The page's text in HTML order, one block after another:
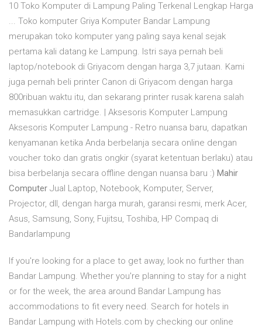
10 Toko Komputer di Lampung Paling Terkenal Lengkap Harga
... Toko komputer Griya Komputer Bandar Lampung
merupakan toko komputer yang paling saya kenal sejak
pertama kali datang ke Lampung. Istri saya pernah beli
laptop/notebook di Griyacom dengan harga 3,7 jutaan. Kami
juga pernah beli printer Canon di Griyacom dengan harga
800ribuan waktu itu, dan sekarang printer rusak karena salah
memasukkan cartridge. | Aksesoris Komputer Lampung
Aksesoris Komputer Lampung - Retro nuansa baru, dapatkan
kenyamanan ketika Anda berbelanja secara online dengan
voucher toko dan gratis ongkir (syarat ketentuan berlaku) atau
bisa berbelanja secara offline dengan nuansa baru :) Mahir
Computer Jual Laptop, Notebook, Komputer, Server,
Projector, dll, dengan harga murah, garansi resmi, merk Acer,
Asus, Samsung, Sony, Fujitsu, Toshiba, HP Compaq di
Bandarlampung
If you're looking for a place to get away, look no further than
Bandar Lampung. Whether you're planning to stay for a night
or for the week, the area around Bandar Lampung has
accommodations to fit every need. Search for hotels in
Bandar Lampung with Hotels.com by checking our online